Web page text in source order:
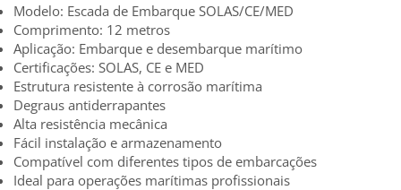
Modelo: Escada de Embarque SOLAS/CE/MED
Comprimento: 12 metros
Aplicação: Embarque e desembarque marítimo
Certificações: SOLAS, CE e MED
Estrutura resistente à corrosão marítima
Degraus antiderrapantes
Alta resistência mecânica
Fácil instalação e armazenamento
Compatível com diferentes tipos de embarcações
Ideal para operações marítimas profissionais